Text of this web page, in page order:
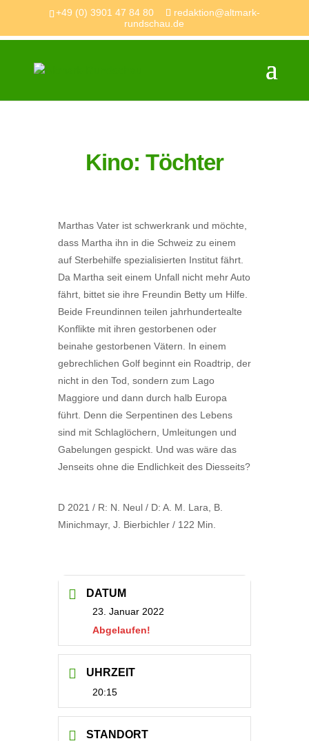
+49 (0) 3901 47 84 80
redaktion@altmark-
rundschau.de
Kino: Töchter
Marthas Vater ist schwerkrank und möchte,
dass Martha ihn in die Schweiz zu einem
auf Sterbehilfe spezialisierten Institut fährt.
Da Martha seit einem Unfall nicht mehr Auto
fährt, bittet sie ihre Freundin Betty um Hilfe.
Beide Freundinnen teilen jahrhundertealte
Konflikte mit ihren gestorbenen oder
beinahe gestorbenen Vätern. In einem
gebrechlichen Golf beginnt ein Roadtrip, der
nicht in den Tod, sondern zum Lago
Maggiore und dann durch halb Europa
führt. Denn die Serpentinen des Lebens
sind mit Schlaglöchern, Umleitungen und
Gabelungen gespickt. Und was wäre das
Jenseits ohne die Endlichkeit des Diesseits?
D 2021 / R: N. Neul / D: A. M. Lara, B.
Minichmayr, J. Bierbichler / 122 Min.
DATUM
23. Januar 2022
Abgelaufen!
UHRZEIT
20:15
STANDORT